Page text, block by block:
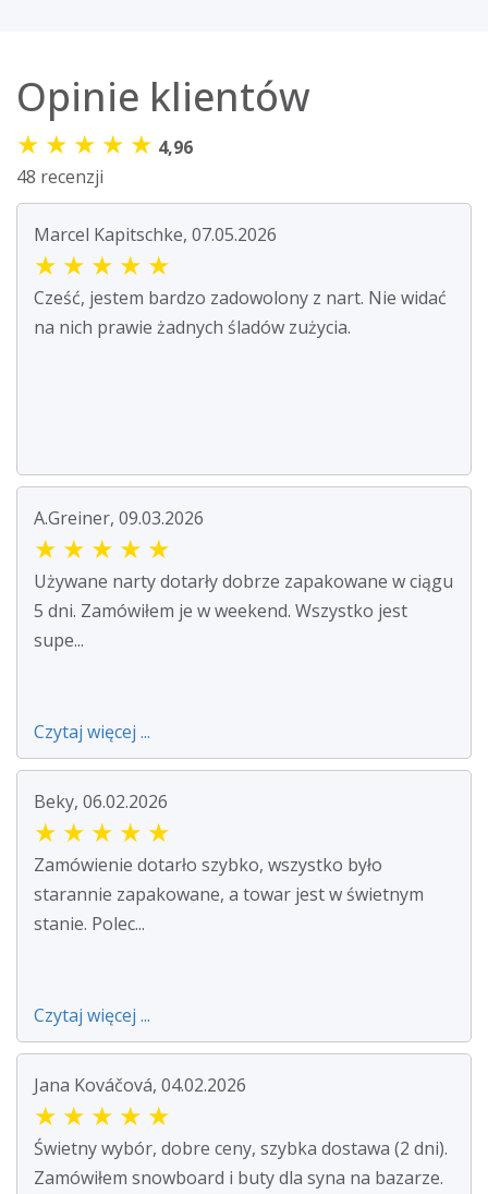
Opinie klientów
★ ★ ★ ★ ★ 4,96
48 recenzji
Marcel Kapitschke, 07.05.2026
★ ★ ★ ★ ★
Cześć, jestem bardzo zadowolony z nart. Nie widać
na nich prawie żadnych śladów zużycia.
A.Greiner, 09.03.2026
★ ★ ★ ★ ★
Używane narty dotarły dobrze zapakowane w ciągu
5 dni. Zamówiłem je w weekend. Wszystko jest
supe...
Czytaj więcej ...
Beky, 06.02.2026
★ ★ ★ ★ ★
Zamówienie dotarło szybko, wszystko było
starannie zapakowane, a towar jest w świetnym
stanie. Polec...
Czytaj więcej ...
Jana Kováčová, 04.02.2026
★ ★ ★ ★ ★
Świetny wybór, dobre ceny, szybka dostawa (2 dni).
Zamówiłem snowboard i buty dla syna na bazarze.